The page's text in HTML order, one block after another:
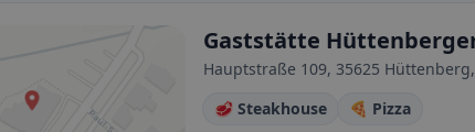
Gaststätte
Hauptstraße 109, 35625
🥩 Steakhouse 🍕 Pizza